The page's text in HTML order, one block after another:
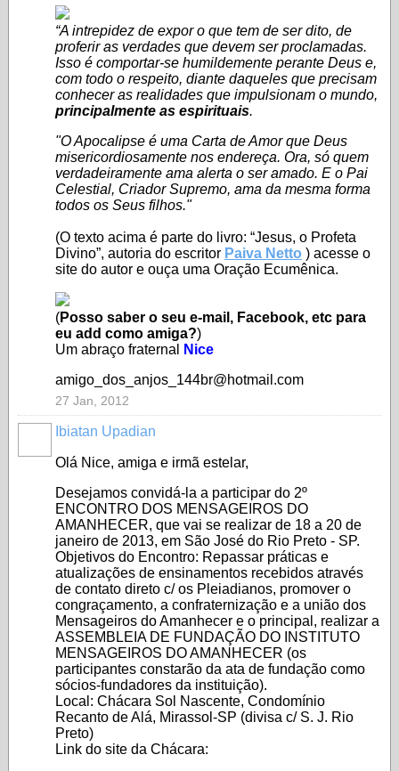
“A intrepidez de expor o que tem de ser dito, de
proferir as verdades que devem ser proclamadas.
Isso é comportar-se humildemente perante Deus e,
com todo o respeito, diante daqueles que precisam
conhecer as realidades que impulsionam o mundo,
principalmente as espirituais.
"O Apocalipse é uma Carta de Amor que Deus
misericordiosamente nos endereça. Ora, só quem
verdadeiramente ama alerta o ser amado. E o Pai
Celestial, Criador Supremo, ama da mesma forma
todos os Seus filhos."
(O texto acima é parte do livro: “Jesus, o Profeta
Divino”, autoria do escritor Paiva Netto ) acesse o
site do autor e ouça uma Oração Ecumênica.
(Posso saber o seu e-mail, Facebook, etc para
eu add como amiga?)
Um abraço fraternal
Nice
amigo_dos_anjos_144br@hotmail.com
27 Jan, 2012
Ibiatan Upadian
Olá Nice, amiga e irmã estelar,
Desejamos convidá-la a participar do 2º
ENCONTRO DOS MENSAGEIROS DO
AMANHECER, que vai se realizar de 18 a 20 de
janeiro de 2013, em São José do Rio Preto - SP.
Objetivos do Encontro: Repassar práticas e
atualizações de ensinamentos recebidos através
de contato direto c/ os Pleiadianos, promover o
congraçamento, a confraternização e a união dos
Mensageiros do Amanhecer e o principal, realizar a
ASSEMBLEIA DE FUNDAÇÃO DO INSTITUTO
MENSAGEIROS DO AMANHECER (os
participantes constarão da ata de fundação como
sócios-fundadores da instituição).
Local: Chácara Sol Nascente, Condomínio
Recanto de Alá, Mirassol-SP (divisa c/ S. J. Rio
Preto)
Link do site da Chácara: